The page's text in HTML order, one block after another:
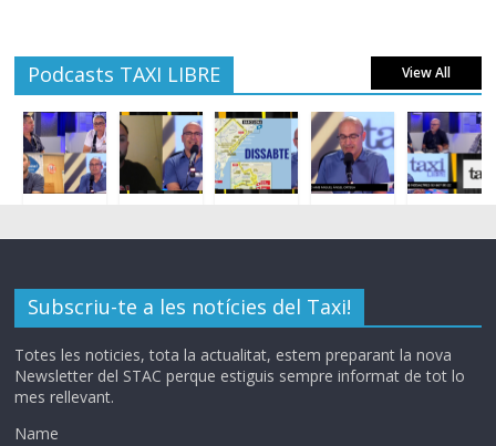
Podcasts TAXI LIBRE View All
Subscriu-te a les notícies del Taxi!
Totes les noticies, tota la actualitat, estem preparant la nova
Newsletter del STAC perque estiguis sempre informat de tot lo
mes rellevant.
Name